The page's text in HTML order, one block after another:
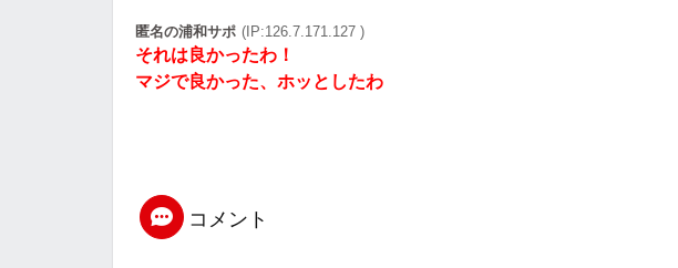
匿名の浦和サポ (IP:126.7.171.127 )
それは良かったわ！
マジで良かった、ホッとしたわ
コメント